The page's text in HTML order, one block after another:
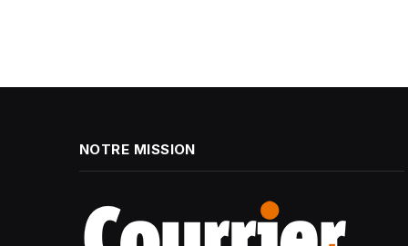
NOTRE MISSION